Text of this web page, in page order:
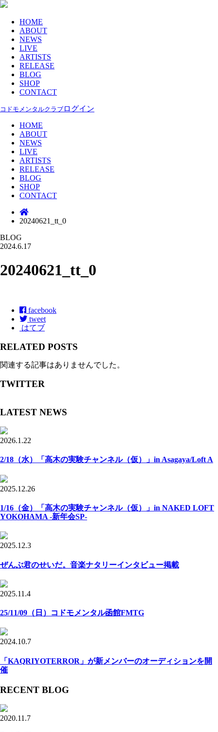
HOME
ABOUT
NEWS
LIVE
ARTISTS
RELEASE
BLOG
SHOP
CONTACT
コドモメンタルクラブ ログイン
HOME
ABOUT
NEWS
LIVE
ARTISTS
RELEASE
BLOG
SHOP
CONTACT
20240621_tt_0
BLOG
2024.6.17
20240621_tt_0
facebook
tweet
はてブ
RELATED POSTS
関連する記事はありませんでした。
TWITTER
LATEST NEWS
2026.1.22
2/18（水）「高木の実験チャンネル（仮）」in Asagaya/Loft A
2025.12.26
1/16（金）「高木の実験チャンネル（仮）」in NAKED LOFT
YOKOHAMA -新年会SP-
2025.12.3
ぜんぶ君のせいだ。音楽ナタリーインタビュー掲載
2025.11.4
25/11/09（日）コドモメンタル函館FMTG
2024.10.7
「KAQRIYOTERROR」が新メンバーのオーディションを開
催
RECENT BLOG
2020.11.7